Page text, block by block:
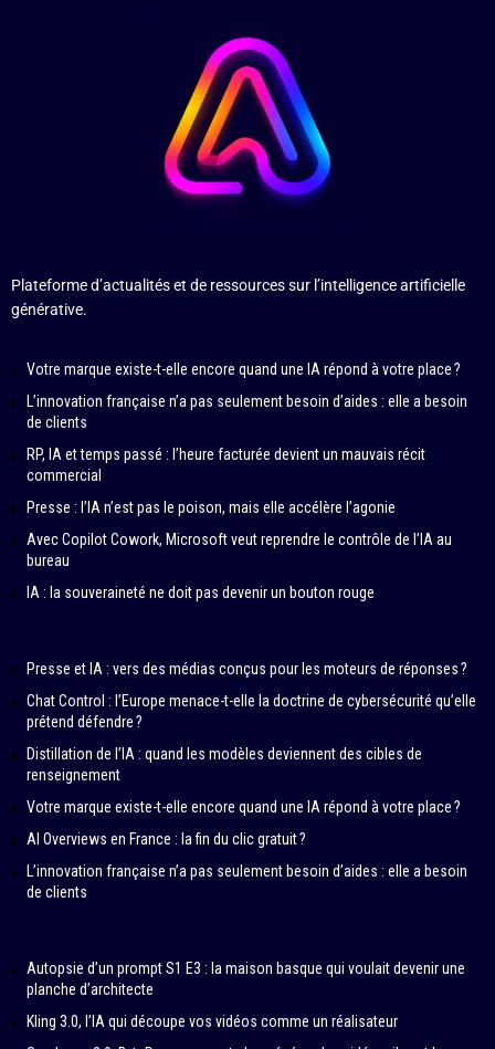
Plateforme d’actualités et de ressources sur l’intelligence artificielle
générative.
Votre marque existe-t-elle encore quand une IA répond à votre place ?
L’innovation française n’a pas seulement besoin d’aides : elle a besoin
de clients
RP, IA et temps passé : l’heure facturée devient un mauvais récit
commercial
Presse : l’IA n’est pas le poison, mais elle accélère l’agonie
Avec Copilot Cowork, Microsoft veut reprendre le contrôle de l’IA au
bureau
IA : la souveraineté ne doit pas devenir un bouton rouge
Presse et IA : vers des médias conçus pour les moteurs de réponses ?
Chat Control : l’Europe menace-t-elle la doctrine de cybersécurité qu’elle
prétend défendre ?
Distillation de l’IA : quand les modèles deviennent des cibles de
renseignement
Votre marque existe-t-elle encore quand une IA répond à votre place ?
AI Overviews en France : la fin du clic gratuit ?
L’innovation française n’a pas seulement besoin d’aides : elle a besoin
de clients
Autopsie d’un prompt S1 E3 : la maison basque qui voulait devenir une
planche d’architecte
Kling 3.0, l’IA qui découpe vos vidéos comme un réalisateur